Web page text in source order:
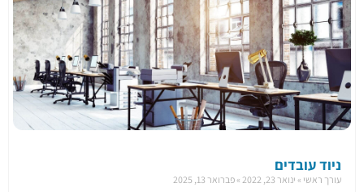
ניוד עובדים
עורך ראשי ינואר 23, 2022 פברואר 13, 2025